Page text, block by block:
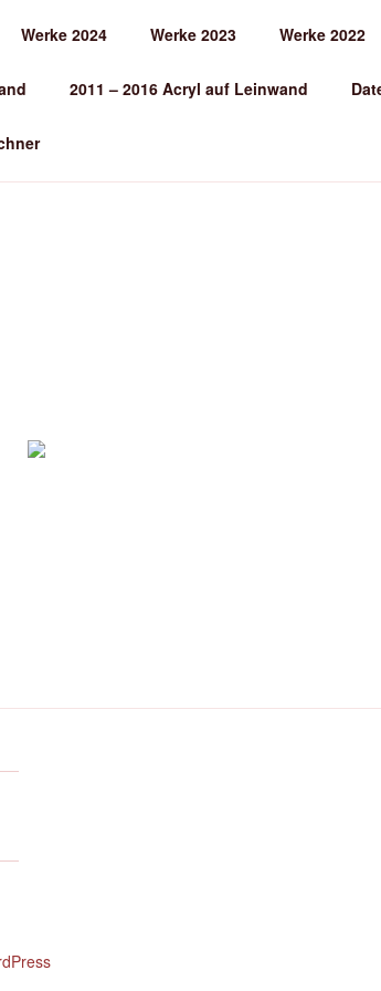
Werke 2024 Werke 2023 Werke 2022
2011 – 2016 Acryl auf Leinwand